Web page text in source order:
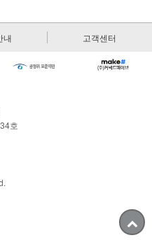
내 고객센터
호